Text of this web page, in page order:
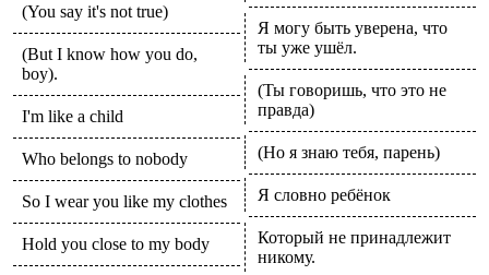
(You say it's not true)
(But I know how you do,
boy).
I'm like a child
Who belongs to nobody
So I wear you like my clothes
Hold you close to my body
Я могу быть уверена, что
ты уже ушёл.
(Ты говоришь, что это не
правда)
(Но я знаю тебя, парень)
Я словно ребёнок
Который не принадлежит
никому.